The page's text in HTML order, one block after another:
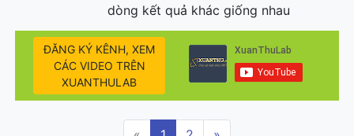
dòng kết quả khác giống nhau
ĐĂNG KÝ KÊNH, XEM
CÁC VIDEO TRÊN
XUANTHULAB